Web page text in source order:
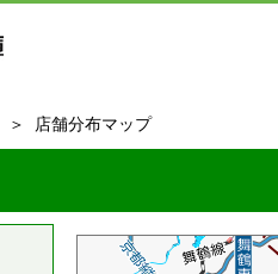
＞ 店舗分布マップ